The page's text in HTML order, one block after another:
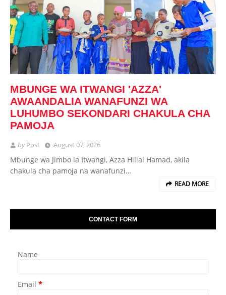
MBUNGE WA ITWANGI 'AZZA'
AWAANDALIA WANAFUNZI WA
LUHUMBO SEKONDARI CHAKULA CHA
PAMOJA
byPost August 07, 2026
Mbunge wa Jimbo la Itwangi, Azza Hillal Hamad, akila
chakula cha pamoja na wanafunzi…
READ MORE
CONTACT FORM
Name
Email *